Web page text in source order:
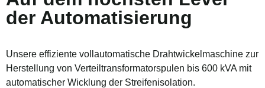
der Automatisierung
Unsere effiziente vollautomatische Drahtwickelmaschine zur
Herstellung von Verteiltransformatorspulen bis 600 kVA mit
automatischer Wicklung der Streifenisolation.